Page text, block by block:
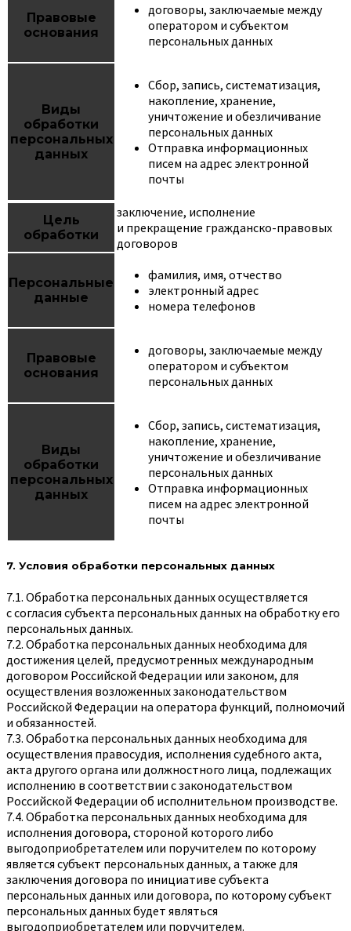
Правовые
основания
договоры, заключаемые между
оператором и субъектом
персональных данных
Виды
обработки
персональных
данных
Сбор, запись, систематизация,
накопление, хранение,
уничтожение и обезличивание
персональных данных
Отправка информационных
писем на адрес электронной
почты
Цель
обработки
заключение, исполнение
и прекращение гражданско-правовых
договоров
Персональные
данные
фамилия, имя, отчество
электронный адрес
номера телефонов
Правовые
основания
договоры, заключаемые между
оператором и субъектом
персональных данных
Виды
обработки
персональных
данных
Сбор, запись, систематизация,
накопление, хранение,
уничтожение и обезличивание
персональных данных
Отправка информационных
писем на адрес электронной
почты
7. Условия обработки персональных данных
7.1. Обработка персональных данных осуществляется
с согласия субъекта персональных данных на обработку его
персональных данных.
7.2. Обработка персональных данных необходима для
достижения целей, предусмотренных международным
договором Российской Федерации или законом, для
осуществления возложенных законодательством
Российской Федерации на оператора функций, полномочий
и обязанностей.
7.3. Обработка персональных данных необходима для
осуществления правосудия, исполнения судебного акта,
акта другого органа или должностного лица, подлежащих
исполнению в соответствии с законодательством
Российской Федерации об исполнительном производстве.
7.4. Обработка персональных данных необходима для
исполнения договора, стороной которого либо
выгодоприобретателем или поручителем по которому
является субъект персональных данных, а также для
заключения договора по инициативе субъекта
персональных данных или договора, по которому субъект
персональных данных будет являться
выгодоприобретателем или поручителем.